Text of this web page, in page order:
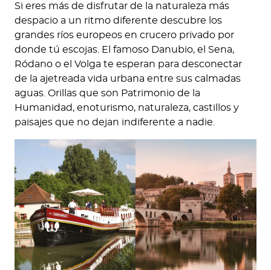
Si eres más de disfrutar de la naturaleza más
despacio a un ritmo diferente descubre los
grandes ríos europeos en crucero privado por
donde tú escojas. El famoso Danubio, el Sena,
Ródano o el Volga te esperan para desconectar
de la ajetreada vida urbana entre sus calmadas
aguas. Orillas que son Patrimonio de la
Humanidad, enoturismo, naturaleza, castillos y
paisajes que no dejan indiferente a nadie.